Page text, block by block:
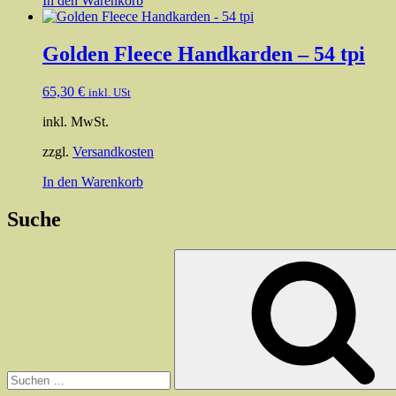
Golden Fleece Handkarden – 54 tpi
65,30 € inkl. USt
inkl. MwSt.
zzgl. Versandkosten
In den Warenkorb
Suche